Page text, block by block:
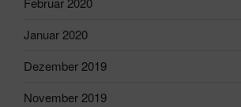
Januar 2020
Dezember 2019
November 2019